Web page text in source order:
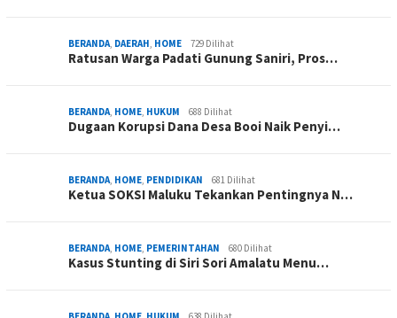
BERANDA, DAERAH, HOME 729 Dilihat
Ratusan Warga Padati Gunung Saniri, Pros…
BERANDA, HOME, HUKUM 688 Dilihat
Dugaan Korupsi Dana Desa Booi Naik Penyi…
BERANDA, HOME, PENDIDIKAN 681 Dilihat
Ketua SOKSI Maluku Tekankan Pentingnya N…
BERANDA, HOME, PEMERINTAHAN 680 Dilihat
Kasus Stunting di Siri Sori Amalatu Menu…